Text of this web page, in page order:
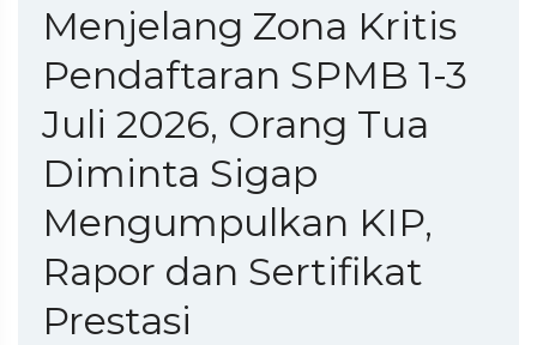
Menjelang Zona Kritis
Pendaftaran SPMB 1-3
Juli 2026, Orang Tua
Diminta Sigap
Mengumpulkan KIP,
Rapor dan Sertifikat
Prestasi